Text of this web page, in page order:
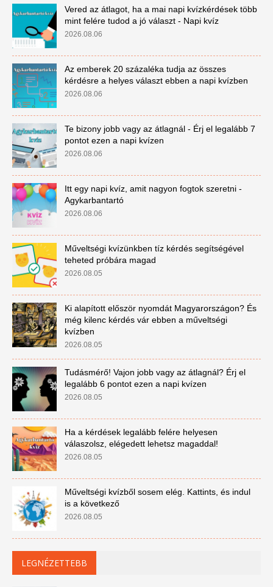
Vered az átlagot, ha a mai napi kvízkérdések több
mint felére tudod a jó választ - Napi kvíz
2026.08.06
Az emberek 20 százaléka tudja az összes
kérdésre a helyes választ ebben a napi kvízben
2026.08.06
Te bizony jobb vagy az átlagnál - Érj el legalább 7
pontot ezen a napi kvízen
2026.08.06
Itt egy napi kvíz, amit nagyon fogtok szeretni -
Agykarbantartó
2026.08.06
Műveltségi kvízünkben tíz kérdés segítségével
teheted próbára magad
2026.08.05
Ki alapított először nyomdát Magyarországon? És
még kilenc kérdés vár ebben a műveltségi
kvízben
2026.08.05
Tudásmérő! Vajon jobb vagy az átlagnál? Érj el
legalább 6 pontot ezen a napi kvízen
2026.08.05
Ha a kérdések legalább felére helyesen
válaszolsz, elégedett lehetsz magaddal!
2026.08.05
Műveltségi kvízből sosem elég. Kattints, és indul
is a következő
2026.08.05
LEGNÉZETTEBB